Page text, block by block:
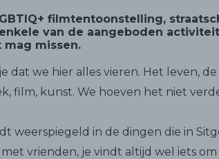
filmtentoonstelling,
van de aangeboden
missen.
dat we hier alles vieren. Het leven,
film, kunst. We hoeven het niet
weerspiegeld in de dingen die in
vrienden, je vindt altijd wel iets om